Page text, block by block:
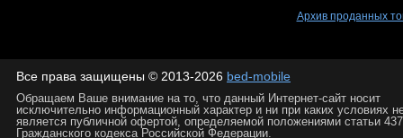
Архив проданных
Все права защищены © 2013-2026 bed-mobile
Обращаем Ваше внимание на то, что данный Интернет-сайт носит
исключительно информационный характер и ни при каких условиях
является публичной офертой, определяемой положениями статьи 437
Гражданского кодекса Российской Федерации.